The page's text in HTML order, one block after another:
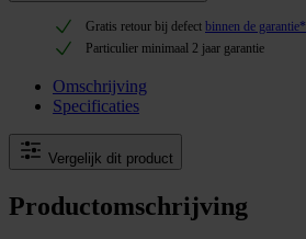
Gratis retour bij defect binnen de garantie*
Particulier minimaal 2 jaar garantie
Omschrijving
Specificaties
Vergelijk dit product
Productomschrijving